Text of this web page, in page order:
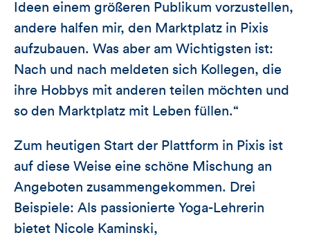
Ideen einem größeren Publikum vorzustellen,
andere halfen mir, den Marktplatz in Pixis
aufzubauen. Was aber am Wichtigsten ist:
Nach und nach meldeten sich Kollegen, die
ihre Hobbys mit anderen teilen möchten und
so den Marktplatz mit Leben füllen.“
Zum heutigen Start der Plattform in Pixis ist
auf diese Weise eine schöne Mischung an
Angeboten zusammengekommen. Drei
Beispiele: Als passionierte Yoga-Lehrerin
bietet Nicole Kaminski,